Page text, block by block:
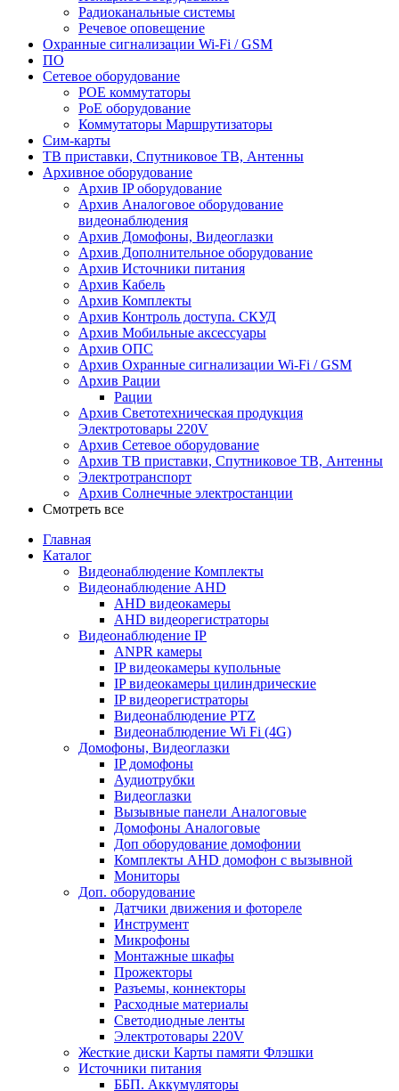
Радиоканальные системы
Речевое оповещение
Охранные сигнализации Wi-Fi / GSM
ПО
Сетевое оборудование
POE коммутаторы
PoE оборудование
Коммутаторы Маршрутизаторы
Сим-карты
ТВ приставки, Спутниковое ТВ, Антенны
Архивное оборудование
Архив IP оборудование
Архив Аналоговое оборудование
видеонаблюдения
Архив Домофоны, Видеоглазки
Архив Дополнительное оборудование
Архив Источники питания
Архив Кабель
Архив Комплекты
Архив Контроль доступа. СКУД
Архив Мобильные аксессуары
Архив ОПС
Архив Охранные сигнализации Wi-Fi / GSM
Архив Рации
Рации
Архив Светотехническая продукция
Электротовары 220V
Архив Сетевое оборудование
Архив ТВ приставки, Спутниковое ТВ, Антенны
Электротранспорт
Архив Солнечные электростанции
Смотреть все
Главная
Каталог
Видеонаблюдение Комплекты
Видеонаблюдение AHD
AHD видеокамеры
AHD видеорегистраторы
Видеонаблюдение IP
ANPR камеры
IP видеокамеры купольные
IP видеокамеры цилиндрические
IP видеорегистраторы
Видеонаблюдение PTZ
Видеонаблюдение Wi Fi (4G)
Домофоны, Видеоглазки
IP домофоны
Аудиотрубки
Видеоглазки
Вызывные панели Aналоговые
Домофоны Aналоговые
Доп оборудование домофонии
Комплекты AHD домофон с вызывной
Мониторы
Доп. оборудование
Датчики движения и фотореле
Инструмент
Микрофоны
Монтажные шкафы
Прожекторы
Разъемы, коннекторы
Расходные материалы
Светодиодные ленты
Электротовары 220V
Жесткие диски Карты памяти Флэшки
Источники питания
ББП. Аккумуляторы